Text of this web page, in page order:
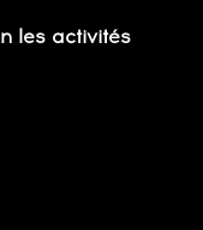
les activités